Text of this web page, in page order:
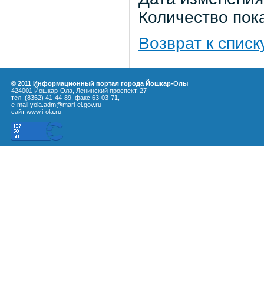
Количество
Возврат к
© 2011 Информационный портал города Йошкар-Олы
424001 Йошкар-Ола, Ленинский проспект, 27
тел. (8362) 41-44-89, факс 63-03-71,
e-mail yola.adm@mari-el.gov.ru
сайт www.i-ola.ru